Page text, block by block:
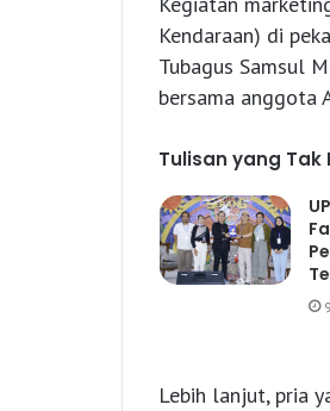
Kendaraan) di
Tubagus Samsul
bersama anggota
Tulisan yang Tak
Lebih lanjut, pria